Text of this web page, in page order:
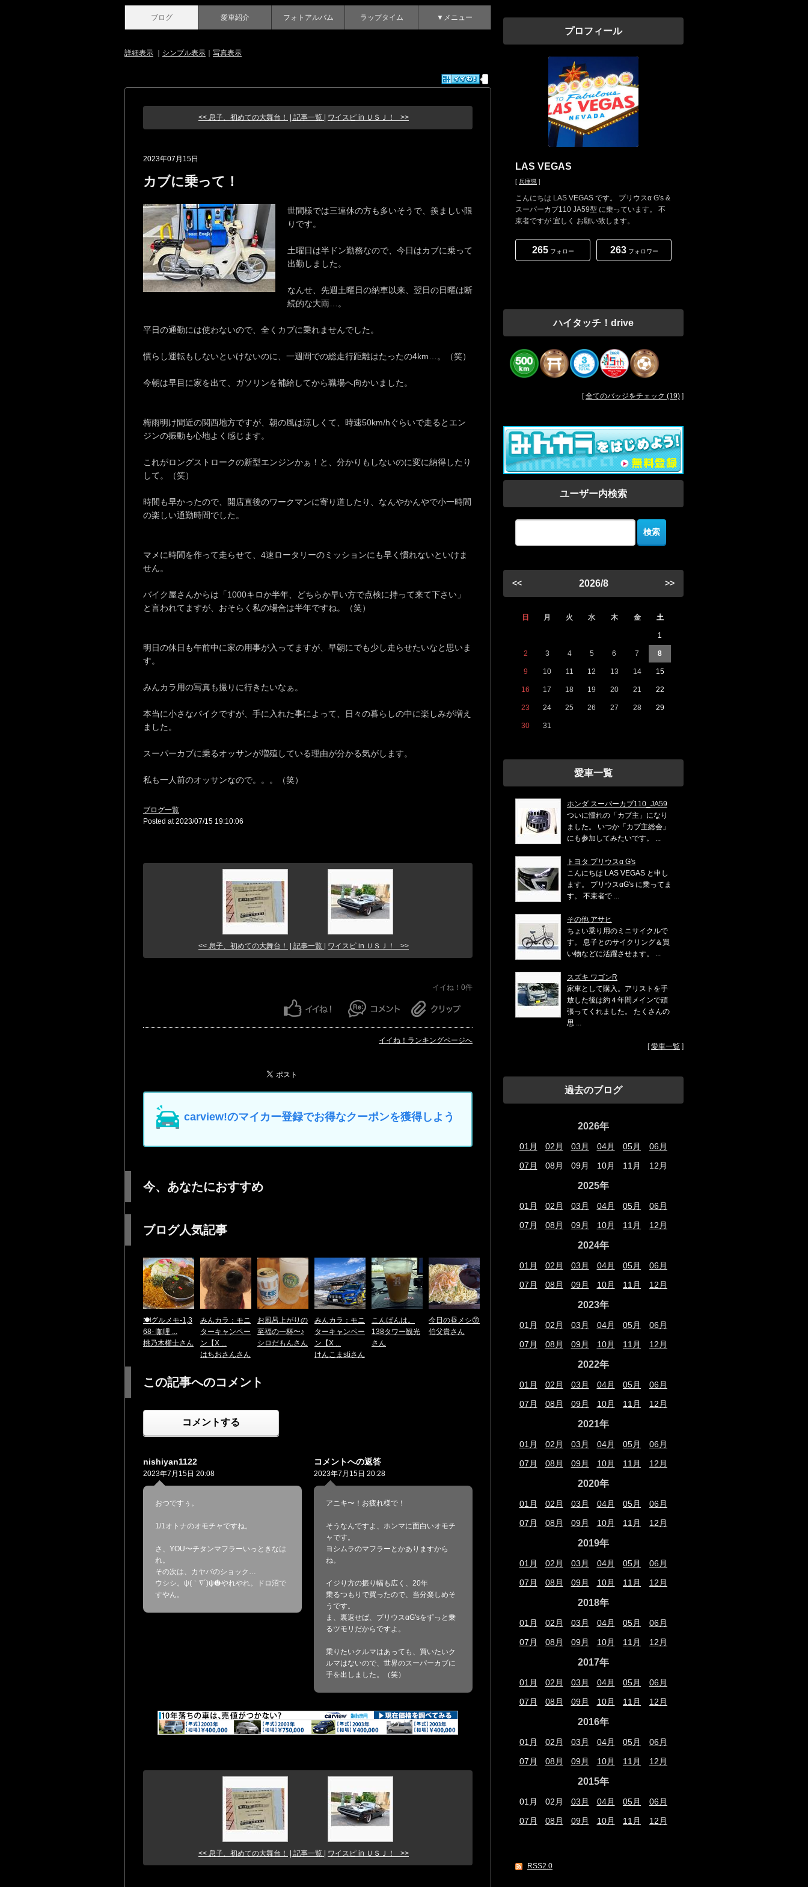
ブログ 愛車紹介 フォトアルバム ラップタイム ▼メニュー
詳細表示 シンプル表示 写真表示
<< 息子、初めての大舞台！ | 記事一覧 | ワイスピ in ＵＳＪ！ >>
2023年07月15日
カブに乗って！
世間様では三連休の方も多いそうで、羨ましい限
りです。
土曜日は半ドン勤務なので、今日はカブに乗って
出勤しました。
なんせ、先週土曜日の納車以来、翌日の日曜は断
続的な大雨…。
平日の通勤には使わないので、全くカブに乗れませんでした。
慣らし運転もしないといけないのに、一週間での総走行距離はたったの4km…。（笑）
今朝は早目に家を出て、ガソリンを補給してから職場へ向かいました。
梅雨明け間近の関西地方ですが、朝の風は涼しくて、時速50km/hぐらいで走るとエン
ジンの振動も心地よく感じます。
これがロングストロークの新型エンジンかぁ！と、分かりもしないのに変に納得したり
して。（笑）
時間も早かったので、開店直後のワークマンに寄り道したり、なんやかんやで小一時間
の楽しい通勤時間でした。
マメに時間を作って走らせて、4速ロータリーのミッションにも早く慣れないといけま
せん。
バイク屋さんからは「1000キロか半年、どちらか早い方で点検に持って来て下さい」
と言われてますが、おそらく私の場合は半年ですね。（笑）
明日の休日も午前中に家の用事が入ってますが、早朝にでも少し走らせたいなと思いま
す。
みんカラ用の写真も撮りに行きたいなぁ。
本当に小さなバイクですが、手に入れた事によって、日々の暮らしの中に楽しみが増え
ました。
スーパーカブに乗るオッサンが増殖している理由が分かる気がします。
私も一人前のオッサンなので。。。（笑）
ブログ一覧
Posted at 2023/07/15 19:10:06
<< 息子、初めての大舞台！ | 記事一覧 | ワイスピ in ＵＳＪ！ >>
イイね！0件
イイね！ランキングページへ
carview!のマイカー登録でお得なクーポンを獲得しよう
今、あなたにおすすめ
ブログ人気記事
🍽️グルメモ-1,3
68- 咖哩 ...
桃乃木權士さん
みんカラ：モニ
ターキャンペー
ン【X ...
はちおさんさん
お風呂上がりの
至福の一杯〜♪
シロだもんさん
みんカラ：モニ
ターキャンペー
ン【X ...
けんこまstiさん
こんばんは。
138タワー観光
さん
今日の昼メシ😙
伯父貴さん
この記事へのコメント
コメントする
nishiyan1122
2023年7月15日 20:08
おつですぅ。
1/1オトナのオモチャですね。
さ、YOU〜チタンマフラーいっときなは
れ。
その次は、カヤバのショック…
ウシシ。ψ(｀∇´)ψ🎃やれやれ。ドロ沼で
すやん。
コメントへの返答
2023年7月15日 20:28
アニキ〜！お疲れ様で！
そうなんですよ、ホンマに面白いオモチ
ャです。
ヨシムラのマフラーとかありますから
ね。
イジり方の振り幅も広く、20年
乗るつもりで買ったので、当分楽しめそ
うです。
ま、裏返せば、プリウスαG'sをずっと乗
るツモリだからですよ。
乗りたいクルマはあっても、買いたいク
ルマはないので、世界のスーパーカブに
手を出しました。（笑）
<< 息子、初めての大舞台！ | 記事一覧 | ワイスピ in ＵＳＪ！ >>
プロフィール
LAS VEGAS
[ 兵庫県 ]
こんにちは LAS VEGAS です。 プリウスα G's &
スーパーカブ110 JA59型 に乗っています。 不
束者ですが 宜しく お願い致します。
265フォロー 263フォロワー
ハイタッチ！drive
[全てのバッジをチェック (19) ]
ユーザー内検索
<< 2026/8 >>
日 月 火 水 木 金 土
1
2 3 4 5 6 7 8
9 10 11 12 13 14 15
16 17 18 19 20 21 22
23 24 25 26 27 28 29
30 31
愛車一覧
ホンダ スーパーカブ110_JA59
ついに憧れの「カブ主」になり
ました。 いつか「カブ主総会」
にも参加してみたいです。 ...
トヨタ プリウスα G's
こんにちは LAS VEGAS と申し
ます。 プリウスαG's に乗ってま
す。 不束者で ...
その他 アサヒ
ちょい乗り用のミニサイクルで
す。 息子とのサイクリング＆買
い物などに活躍させます。 ...
スズキ ワゴンR
家車として購入。アリストを手
放した後は約４年間メインで頑
張ってくれました。 たくさんの
思 ...
[愛車一覧 ]
過去のブログ
2026年
01月 02月 03月 04月 05月
06月
07月
08月 09月 10月 11月 12月
2025年
01月 02月 03月 04月 05月
06月
07月
08月 09月 10月 11月 12月
2024年
01月 02月 03月 04月 05月
06月
07月
08月 09月 10月 11月 12月
2023年
01月 02月 03月 04月 05月
06月
07月
08月 09月 10月 11月 12月
2022年
01月 02月 03月 04月 05月
06月
07月
08月 09月 10月 11月 12月
2021年
01月 02月 03月 04月 05月
06月
07月
08月 09月 10月 11月 12月
2020年
01月 02月 03月 04月 05月
06月
07月
08月 09月 10月 11月 12月
2019年
01月 02月 03月 04月 05月
06月
07月
08月 09月 10月 11月 12月
2018年
01月 02月 03月 04月 05月
06月
07月
08月 09月 10月 11月 12月
2017年
01月 02月 03月 04月 05月
06月
07月
08月 09月 10月 11月 12月
2016年
01月 02月 03月 04月 05月
06月
07月
08月 09月 10月 11月 12月
2015年
01月 02月 03月 04月 05月
06月
07月
08月 09月 10月 11月 12月
RSS2.0